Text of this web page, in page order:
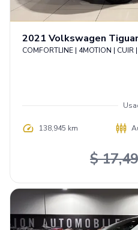
2021 Volkswagen
COMFORTLINE | 4MOTION | CUIR
138,945 km
$